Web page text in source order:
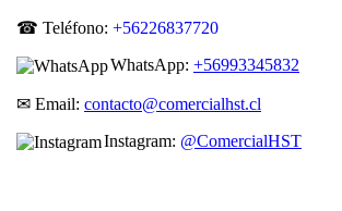
☎ Teléfono: +56226837720
WhatsApp: +56993345832
✉ Email: contacto@comercialhst.cl
Instagram: @ComercialHST